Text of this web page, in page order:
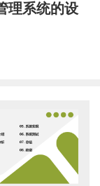
理系统的设